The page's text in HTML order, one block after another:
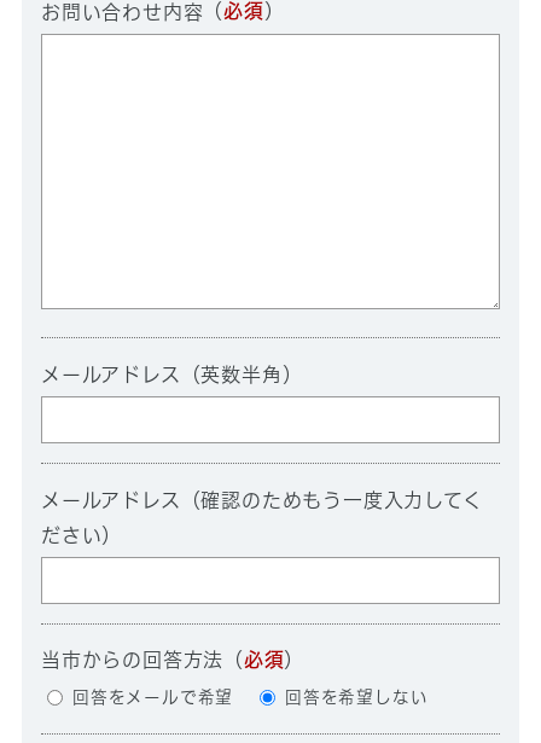
お問い合わせ内容 （必須 ）
メールアドレス（英数半角）
メールアドレス（確認のためもう一度入力してく
ださい）
当市からの回答方法 （必須）
回答をメールで希望 回答を希望しない